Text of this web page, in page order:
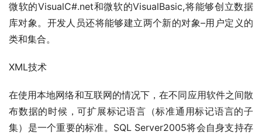
微软的VisualC#.net和微软的VisualBasic,将能够创立数据
库对象。开发人员还将能够建立两个新的对象–用户定义的
类和集合。
XML技术
在使用本地网络和互联网的情况下，在不同应用软件之间散
布数据的时候，可扩展标记语言（标准通用标记语言的子
集）是一个重要的标准。SQL Server2005将会自身支持存